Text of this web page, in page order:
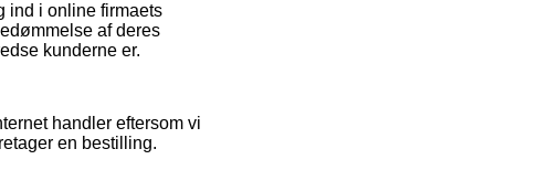
ind i online firmaets
af deres
kunderne er.
handler eftersom vi
en bestilling.